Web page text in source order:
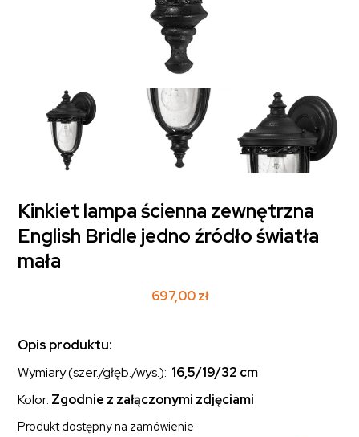
Kinkiet lampa ścienna zewnętrzna
English Bridle jedno źródło światła
mała
697,00zł
Opis produktu:
Wymiary (szer./głęb./wys.): 16,5/19/32 cm
Kolor: Zgodnie z załączonymi zdjęciami
Produkt dostępny na zamówienie